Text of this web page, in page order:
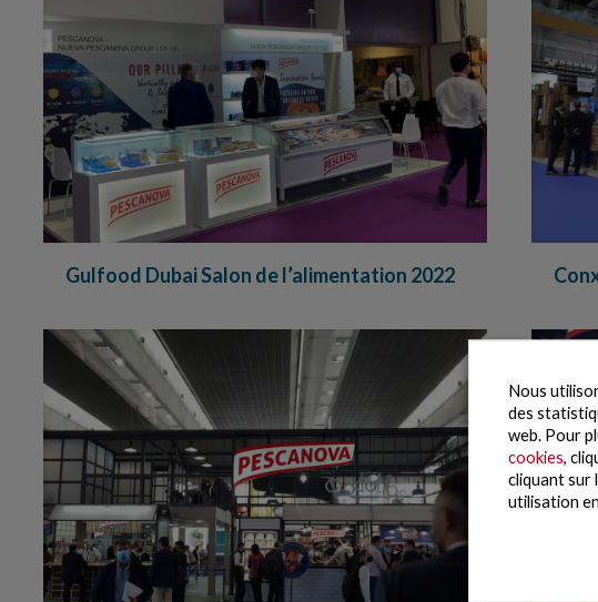
Gulfood Dubai Salon de l’alimentation 2022
Nous
des
web. Pour
cookies,
cliquant sur
utilisation